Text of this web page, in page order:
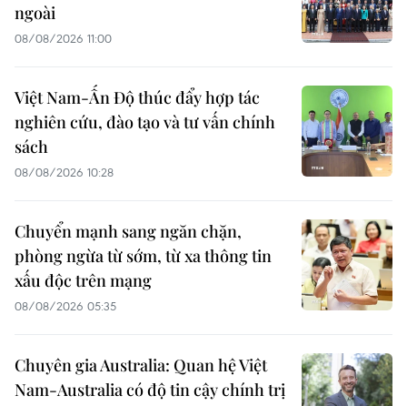
ngoài
08/08/2026 11:00
Việt Nam-Ấn Độ thúc đẩy hợp tác
nghiên cứu, đào tạo và tư vấn chính
sách
08/08/2026 10:28
Chuyển mạnh sang ngăn chặn,
phòng ngừa từ sớm, từ xa thông tin
xấu độc trên mạng
08/08/2026 05:35
Chuyên gia Australia: Quan hệ Việt
Nam-Australia có độ tin cậy chính trị